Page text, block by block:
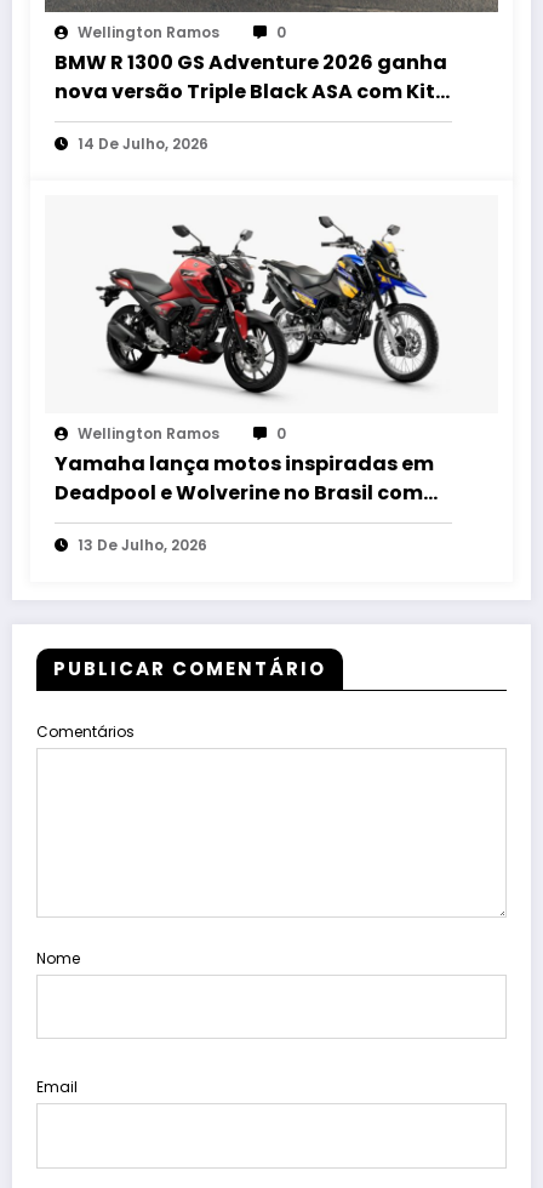
Wellington Ramos 0
BMW R 1300 GS Adventure 2026 ganha
nova versão Triple Black ASA com Kit
Baixo no Brasil
14 De Julho, 2026
Wellington Ramos 0
Yamaha lança motos inspiradas em
Deadpool e Wolverine no Brasil com
edição limitada e action figures
exclusivos
13 De Julho, 2026
PUBLICAR COMENTÁRIO
Comentários
Nome
Email